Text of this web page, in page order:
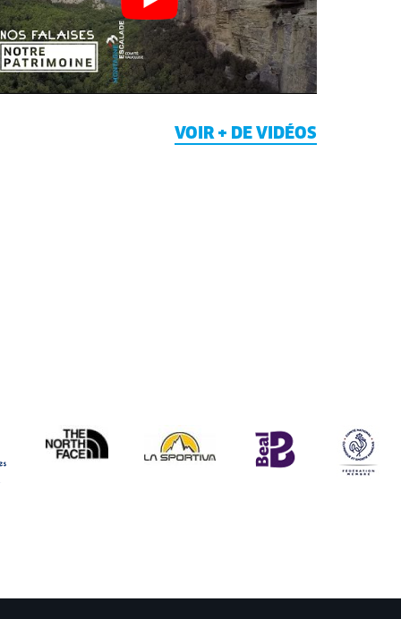
VOIR + DE VIDÉOS